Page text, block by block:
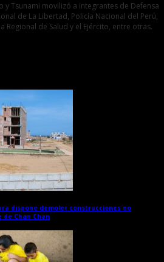
y Tsunami movilizó a integrantes de Defensa
de La Libertad, Policía Nacional del Perú,
Regional de Salud y el Ejército, entre otras.
dispone demoler construcciones no
Chan Chan